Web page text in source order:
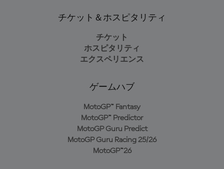
チケット＆ホスピタリティ
チケット
ホスピタリティ
エクスペリエンス
ゲームハブ
MotoGP™ Fantasy
MotoGP™ Predictor
MotoGP Guru Predict
MotoGP Guru Racing 25/26
MotoGP™26